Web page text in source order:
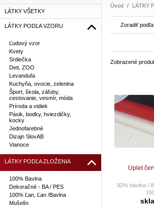
LÁTKY VŠETKY
LÁTKY PODĽA VZORU
Ľudový vzor
Kvety
Srdiečka
Deti, ZOO
Levanduľa
Kuchyňa, ovocie, zelenina
Šport, škola, záľuby,
cestovanie, vesmír, móda
Príroda a vidiek
Pásik, bodky, hviezdičky,
kocky
Jednofarebné
Dizajn SlovAB
Vianoce
LÁTKY PODĽA ZLOŽENIA
100% Bavlna
Dekoračné - BA / PES
100% Ľan, Ľan /Bavlna
Mušelín
Úvod LÁTKY
Zoradiť podľa:
Zobrazené
Úplet
92% bavlna /